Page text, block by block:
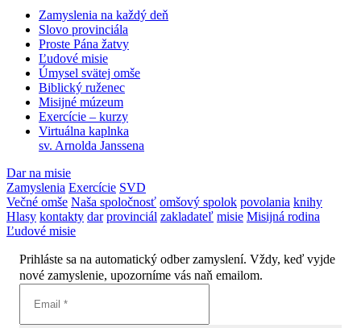
Zamyslenia na každý deň
Slovo provinciála
Proste Pána žatvy
Ľudové misie
Úmysel svätej omše
Biblický ruženec
Misijné múzeum
Exercície – kurzy
Virtuálna kaplnka
sv. Arnolda Janssena
Dar na misie
Zamyslenia Exercície SVD
Večné omše Naša spoločnosť omšový spolok povolania knihy
Hlasy kontakty dar provinciál zakladateľ misie Misijná rodina
Ľudové misie
Prihláste sa na automatický odber zamyslení. Vždy, keď vyjde
nové zamyslenie, upozorníme vás naň emailom.